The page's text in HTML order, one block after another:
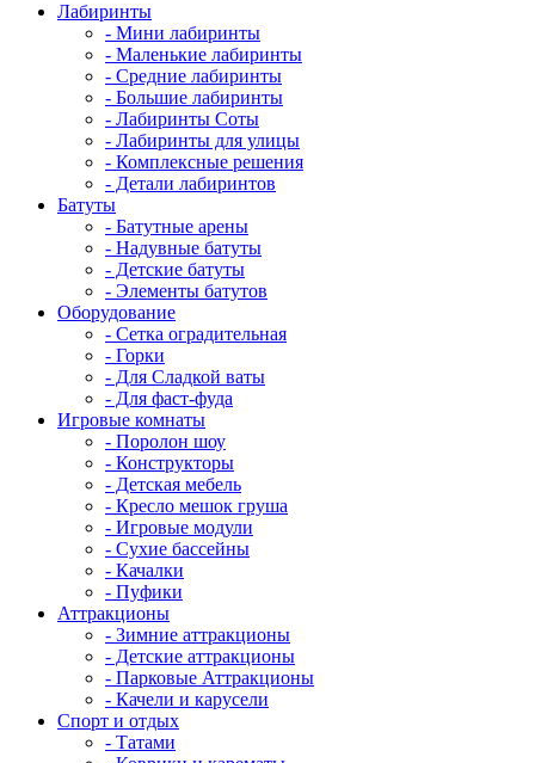
Лабиринты
- Мини лабиринты
- Маленькие лабиринты
- Средние лабиринты
- Большие лабиринты
- Лабиринты Соты
- Лабиринты для улицы
- Комплексные решения
- Детали лабиринтов
Батуты
- Батутные арены
- Надувные батуты
- Детские батуты
- Элементы батутов
Оборудование
- Сетка оградительная
- Горки
- Для Сладкой ваты
- Для фаст-фуда
Игровые комнаты
- Поролон шоу
- Конструкторы
- Детская мебель
- Кресло мешок груша
- Игровые модули
- Сухие бассейны
- Качалки
- Пуфики
Аттракционы
- Зимние аттракционы
- Детские аттракционы
- Парковые Аттракционы
- Качели и карусели
Спорт и отдых
- Татами